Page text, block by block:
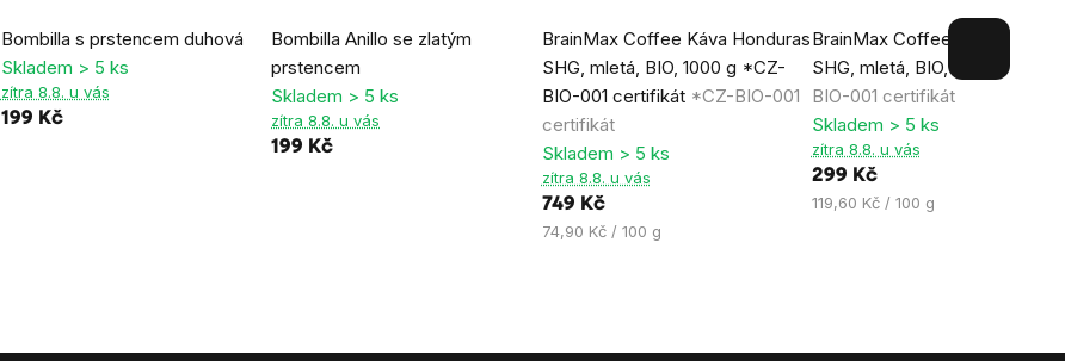
Bombilla s prstencem duhová
hodnocení
produktu
je
Skladem > 5 ks
zítra 8.8. u vás
199 Kč
Bombilla Anillo se zlatým
prstencem
hodnocení
produktu
je
5,0
Skladem > 5 ks
zítra 8.8. u vás
199 Kč
BrainMax Coffee Káva Honduras
SHG, mletá, BIO, 1000 g *CZ-
BIO-001 certifikát *CZ-BIO-001
certifikát
hodnocení
produktu
je
5,0
z
5
hvězdiček.
Skladem > 5 ks
zítra 8.8. u vás
749 Kč
Měrná
74,90 Kč / 100 g
BrainMax Coffee Káva
SHG, mletá, BIO, 250 g
*CZ-
BIO-001 certifikát
hodnocení
produktu
je
0,0
z
Skladem > 5 ks
zítra 8.8. u vás
299 Kč
Měrná
119,60 Kč / 100 g